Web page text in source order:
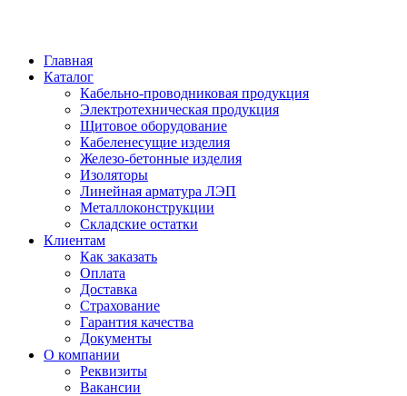
Главная
Каталог
Кабельно-проводниковая продукция
Электротехническая продукция
Щитовое оборудование
Кабеленесущие изделия
Железо-бетонные изделия
Изоляторы
Линейная арматура ЛЭП
Металлоконструкции
Складские остатки
Клиентам
Как заказать
Оплата
Доставка
Страхование
Гарантия качества
Документы
О компании
Реквизиты
Вакансии